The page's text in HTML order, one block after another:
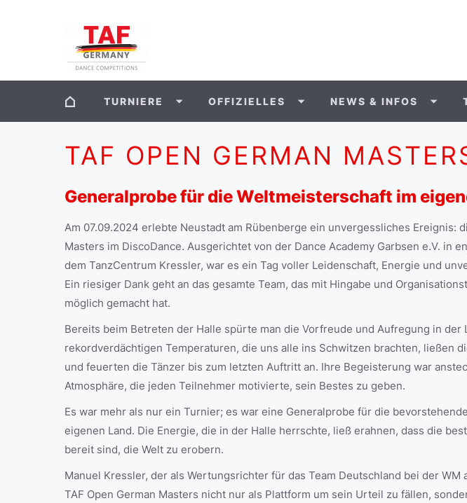
TURNIERE OFFIZIELLES NEWS & INFOS
TAF OPEN GERMAN
Generalprobe für die Weltmeisterschaft im
Am 07.09.2024 erlebte Neustadt am Rübenberge ein unvergessliches Ereignis:
Masters im DiscoDance. Ausgerichtet von der Dance Academy Garbsen e.V. in
dem TanzCentrum Kressler, war es ein Tag voller Leidenschaft, Energie und
Ein riesiger Dank geht an das gesamte Team, das mit Hingabe und
möglich gemacht hat.
Bereits beim Betreten der Halle spürte man die Vorfreude und Aufregung in der
rekordverdächtigen Temperaturen, die uns alle ins Schwitzen brachten, ließen
und feuerten die Tänzer bis zum letzten Auftritt an. Ihre Begeisterung war
Atmosphäre, die jeden Teilnehmer motivierte, sein Bestes zu geben.
Es war mehr als nur ein Turnier; es war eine Generalprobe für die
eigenen Land. Die Energie, die in der Halle herrschte, ließ erahnen, dass die
bereit sind, die Welt zu erobern.
Manuel Kressler, der als Wertungsrichter für das Team Deutschland bei der
TAF Open German Masters nicht nur als Plattform um sein Urteil zu fällen,